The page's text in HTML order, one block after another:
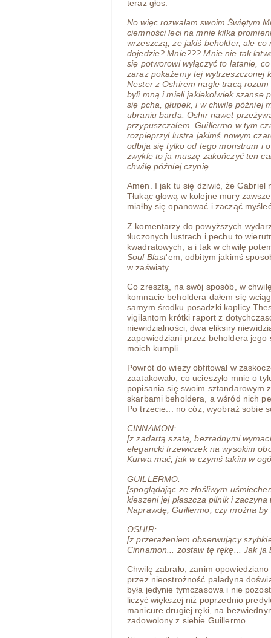
teraz głos:
No więc rozwalam swoim Świętym
ciemności leci na mnie kilka
wrzeszczą, że jakiś beholder, ale
dojedzie? Mnie??? Mnie nie tak
się potworowi wyłączyć to latanie,
zaraz pokażemy tej wytrzeszczonej
Nester z Oshirem nagle tracą
byli mną i mieli jakiekolwiek szanse
się pcha, głupek, i w chwilę później
ubraniu barda. Oshir nawet
przypuszczałem. Guillermo w tym
rozpieprzył lustra jakimś nowym
odbija się tylko od tego monstrum i o
zwykle to ja muszę zakończyć ten
chwilę później czynię.
Amen. I jak tu się dziwić, że Gabriel
Tłukąc głową w kolejne mury
miałby się opanować i zacząć
Z komentarzy do powyższych
tłuczonych lustrach i pechu to
kwadratowych, a i tak w chwilę
Soul Blast'em, odbitym jakimś
w zaświaty.
Co zresztą, na swój sposób, w
komnacie beholdera dałem się
samym środku posadzki kaplicy
vigilantom krótki raport z
niewidzialności, dwa eliksiry
zapowiedziani przez beholdera
moich kumpli.
Powrót do wieży obfitował w
zaatakowało, co ucieszyło mnie o
popisania się swoim sztandarowym
skarbami beholdera, a wśród nich
Po trzecie... no cóż, wyobraź sobie
CINNAMON:
[z zadartą szatą, bezradnymi
elegancki trzewiczek na wysokim
Kurwa mać, jak w czymś takim w
GUILLERMO:
[spoglądając ze złośliwym
kieszeni jej płaszcza pilnik i
Naprawdę, Guillermo, czy można
OSHIR:
[z przerażeniem obserwujący
Cinnamon... zostaw tę rękę... Jak ja
Chwilę zabrało, zanim
przez nieostrożność paladyna
była jedynie tymczasowa i nie
liczyć większej niż poprzednio
manicure drugiej ręki, na
zadowolony z siebie Guillermo.